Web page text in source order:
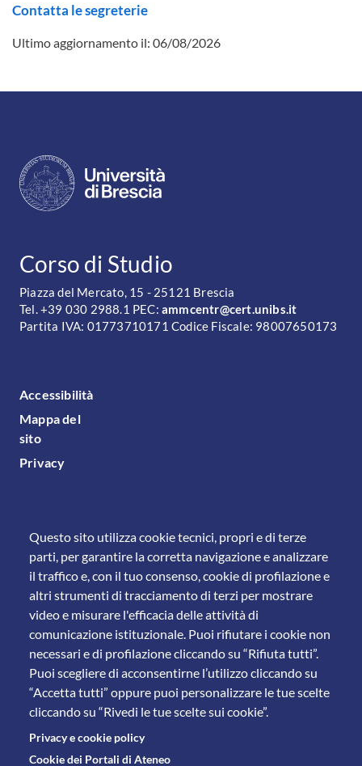
Contatta le segreterie
Ultimo aggiornamento il: 06/08/2026
Questo sito utilizza cookie tecnici, propri e di terze
parti, per garantire la corretta navigazione e analizzare
il traffico e, con il tuo consenso, cookie di profilazione e
altri strumenti di tracciamento di terzi per mostrare
video e misurare l'efficacia delle attività di
comunicazione istituzionale. Puoi rifiutare i cookie non
necessari e di profilazione cliccando su “Rifiuta tutti”.
Puoi scegliere di acconsentirne l’utilizzo cliccando su
“Accetta tutti” oppure puoi personalizzare le tue scelte
cliccando su “Rivedi le tue scelte sui cookie”.
Privacy e cookie policy
Cookie dei Portali di Ateneo
CONTATTI
Corso di Studio
Piazza del Mercato, 15 - 25121 Brescia
Tel. +39 030 2988.1 PEC: ammcentr@cert.unibs.it
Partita IVA: 01773710171 Codice Fiscale: 98007650173
FOOTER MENU
Accessibilità
Mappa del
sito
Privacy